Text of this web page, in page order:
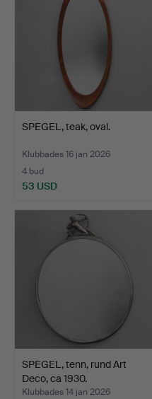
SPEGEL, teak, oval.
Klubbades 16 jan 2026
4 bud
53 USD
SPEGEL, tenn, rund Art
Deco, ca 1930.
Klubbades 14 jan 2026